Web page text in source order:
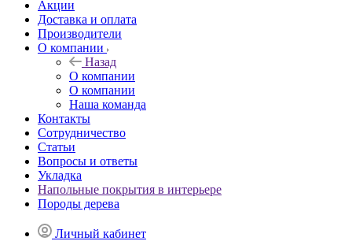
Акции
Доставка и оплата
Производители
О компании
Назад
О компании
О компании
Наша команда
Контакты
Сотрудничество
Статьи
Вопросы и ответы
Укладка
Напольные покрытия в интерьере
Породы дерева
Личный кабинет